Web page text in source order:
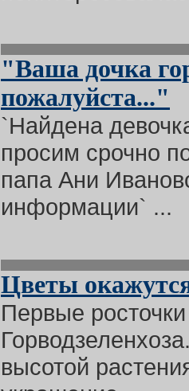
"Ваша дочка
пожалуйста..."
`Найдена
просим срочно
папа Ани
информации` ...
Цветы
Первые
высотой